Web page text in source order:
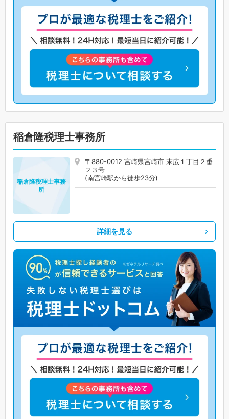
稲倉隆税理士事務所
〒880-0012 宮崎県宮崎市 末広１丁目２番
２３号
(南宮崎駅から徒歩23分)
稲倉隆税理士事務
所
詳細を見る